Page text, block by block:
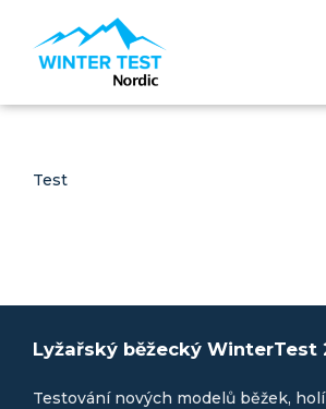
TERMÍNY A LOKALITY
Test
Lyžařský běžecký WinterTest
Testování nových modelů běžek,